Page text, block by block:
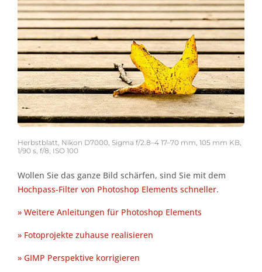
Herbstblatt, Nikon D7000, Sigma f/2.8–4 17–70 mm, 105 mm KB,
1/90 s, f/8, ISO 100
Wollen Sie das ganze Bild schärfen, sind Sie mit dem
Hochpass-Filter von Photoshop Elements schneller.
» Weitere Anleitungen für Photoshop Elements
» Fotoprojekte zuhause realisieren
» GIMP Perspektive korrigieren